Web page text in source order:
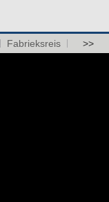
Fabrieksreis >>